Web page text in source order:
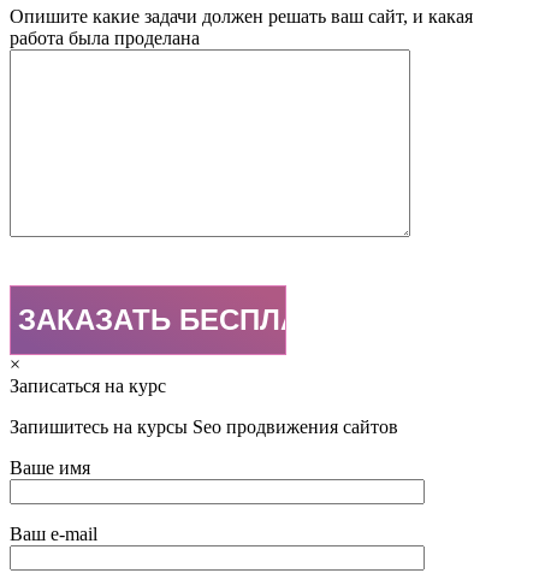
Опишите какие задачи должен решать ваш сайт, и какая
работа была проделана
×
Записаться на курс
Запишитесь на курсы Seo продвижения сайтов
Ваше имя
Ваш e-mail